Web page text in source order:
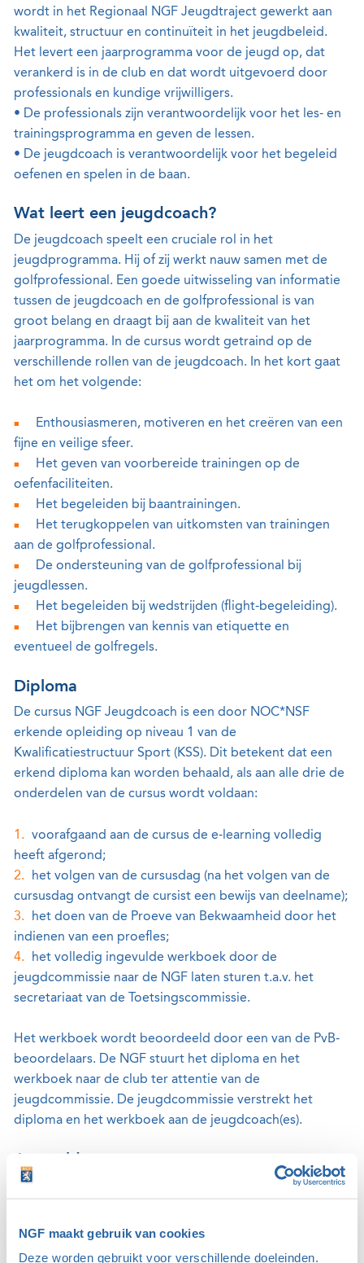
NGF maakt gebruik van cookies
Deze worden gebruikt voor verschillende doeleinden.
wordt in het Regionaal NGF Jeugdtraject gewerkt aan
kwaliteit, structuur en continuïteit in het jeugdbeleid.
Het levert een jaarprogramma voor de jeugd op, dat
verankerd is in de club en dat wordt uitgevoerd door
professionals en kundige vrijwilligers.
• De professionals zijn verantwoordelijk voor het les- en
trainingsprogramma en geven de lessen.
• De jeugdcoach is verantwoordelijk voor het begeleid
oefenen en spelen in de baan.
Wat leert een jeugdcoach?
De jeugdcoach speelt een cruciale rol in het
jeugdprogramma. Hij of zij werkt nauw samen met de
golfprofessional. Een goede uitwisseling van informatie
tussen de jeugdcoach en de golfprofessional is van
groot belang en draagt bij aan de kwaliteit van het
jaarprogramma. In de cursus wordt getraind op de
verschillende rollen van de jeugdcoach. In het kort gaat
het om het volgende:
Enthousiasmeren, motiveren en het creëren van een
fijne en veilige sfeer.
Het geven van voorbereide trainingen op de
oefenfaciliteiten.
Het begeleiden bij baantrainingen.
Het terugkoppelen van uitkomsten van trainingen
aan de golfprofessional.
De ondersteuning van de golfprofessional bij
jeugdlessen.
Het begeleiden bij wedstrijden (flight-begeleiding).
Het bijbrengen van kennis van etiquette en
eventueel de golfregels.
Diploma
De cursus NGF Jeugdcoach is een door NOC*NSF
erkende opleiding op niveau 1 van de
Kwalificatiestructuur Sport (KSS). Dit betekent dat een
erkend diploma kan worden behaald, als aan alle drie de
onderdelen van de cursus wordt voldaan:
voorafgaand aan de cursus de e-learning volledig
heeft afgerond;
het volgen van de cursusdag (na het volgen van de
cursusdag ontvangt de cursist een bewijs van deelname);
het doen van de Proeve van Bekwaamheid door het
indienen van een proefles;
het volledig ingevulde werkboek door de
jeugdcommissie naar de NGF laten sturen t.a.v. het
secretariaat van de Toetsingscommissie.
Het werkboek wordt beoordeeld door een van de PvB-
beoordelaars. De NGF stuurt het diploma en het
werkboek naar de club ter attentie van de
jeugdcommissie. De jeugdcommissie verstrekt het
diploma en het werkboek aan de jeugdcoach(es).
Ben je geïnteresseerd om deel te nemen aan de NGF-
Dronten? Deelname kost €25.